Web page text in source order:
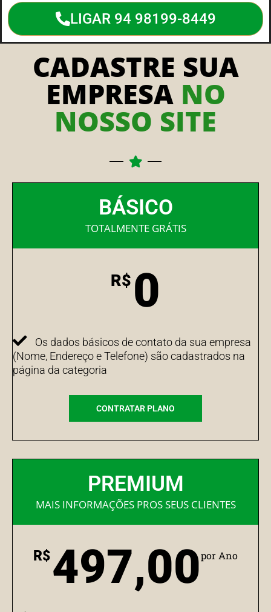
LIGAR 94 98199-8449
CADASTRE SUA
EMPRESA NO
NOSSO SITE
BÁSICO
TOTALMENTE GRÁTIS
R$ 0
Os dados básicos de contato da sua empresa
(Nome, Endereço e Telefone) são cadastrados na
página da categoria
CONTRATAR PLANO
PREMIUM
MAIS INFORMAÇÕES PROS SEUS CLIENTES
R$497,00por Ano